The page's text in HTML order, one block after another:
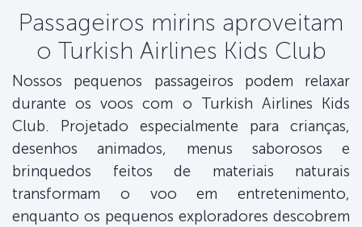
Passageiros mirins aproveitam
o Turkish Airlines Kids Club
Nossos pequenos passageiros podem relaxar
durante os voos com o Turkish Airlines Kids
Club. Projetado especialmente para crianças,
desenhos animados, menus saborosos e
brinquedos feitos de materiais naturais
transformam o voo em entretenimento,
enquanto os pequenos exploradores descobrem